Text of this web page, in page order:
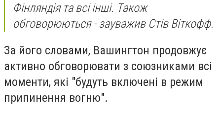
Фінляндія та всі інші. Також
обговорюються - зауважив Стів Віткофф.
За його словами, Вашингтон продовжує
активно обговорювати з союзниками всі
моменти, які "будуть включені в режим
припинення вогню".